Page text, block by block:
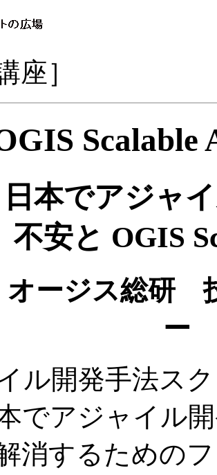
座］
Scalable
本でアジャ
不安と OGIS
オージス総研
ー
ル開発手法ス
でアジャイル
消するための